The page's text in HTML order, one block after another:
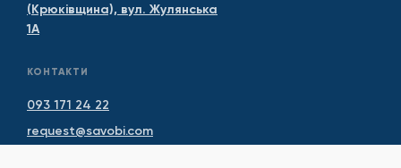
(Крюківщина), вул. Жулянська
1А
КОНТАКТИ
093 171 24 22
request@savobi.com